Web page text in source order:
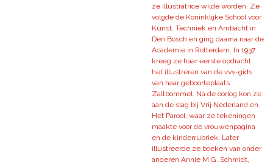
ze illustratrice wilde worden. Ze
volgde de Koninklijke School voor
Kunst, Techniek en Ambacht in
Den Bosch en ging daarna naar de
Academie in Rotterdam. In 1937
kreeg ze haar eerste opdracht:
het illustreren van de vvv-gids
van haar geboorteplaats
Zaltbommel. Na de oorlog kon ze
aan de slag bij Vrij Nederland en
Het Parool, waar ze tekeningen
maakte voor de vrouwenpagina
en de kinderrubriek. Later
illustreerde ze boeken van onder
anderen Annie M.G. Schmidt,